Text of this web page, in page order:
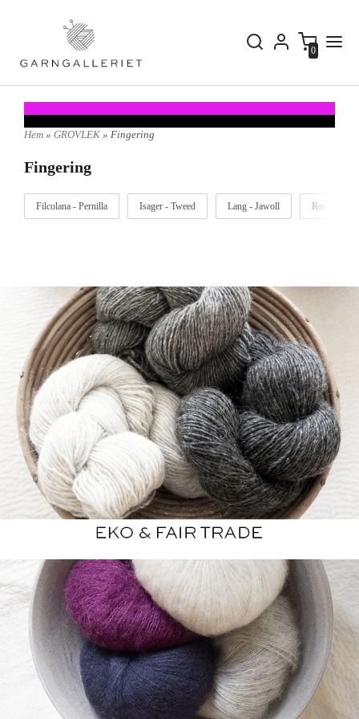
0
Hem » GROVLEK » Fingering
Fingering
Filcolana - Pernilla Isager - Tweed Lang - Jawoll Rauma -